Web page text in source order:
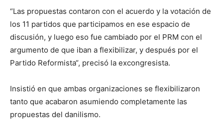
“Las propuestas contaron con el acuerdo y la votación de
los 11 partidos que participamos en ese espacio de
discusión, y luego eso fue cambiado por el PRM con el
argumento de que iban a flexibilizar, y después por el
Partido Reformista“, precisó la excongresista.
Insistió en que ambas organizaciones se flexibilizaron
tanto que acabaron asumiendo completamente las
propuestas del danilismo.